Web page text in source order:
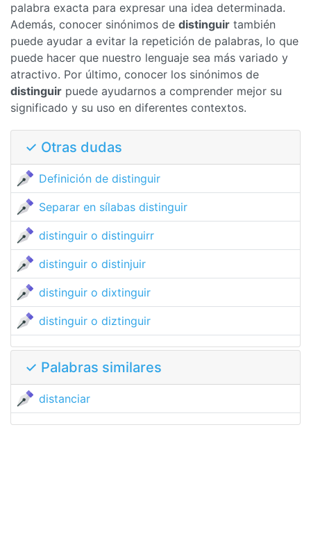
palabra exacta para expresar una idea determinada.
Además, conocer sinónimos de distinguir también
puede ayudar a evitar la repetición de palabras, lo que
puede hacer que nuestro lenguaje sea más variado y
atractivo. Por último, conocer los sinónimos de
distinguir puede ayudarnos a comprender mejor su
significado y su uso en diferentes contextos.
✓ Otras dudas
Definición de distinguir
Separar en sílabas distinguir
distinguir o distinguirr
distinguir o distinjuir
distinguir o dixtinguir
distinguir o diztinguir
✓ Palabras similares
distanciar